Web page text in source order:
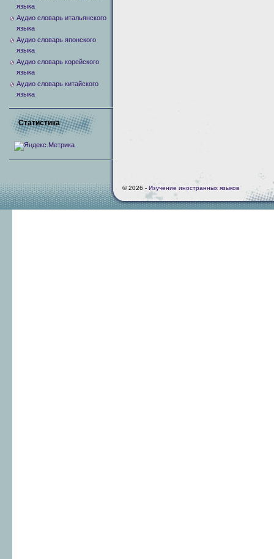
языка
Аудио словарь итальянского
языка
Аудио словарь японского
языка
Аудио словарь корейского
языка
Аудио словарь китайского
языка
Статистика
© 2026 - Изучение иностранных языков